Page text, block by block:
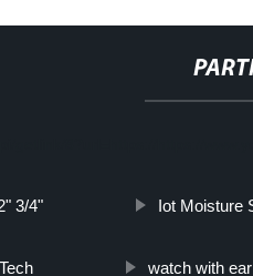
3/4" Iot Moisture
watch with